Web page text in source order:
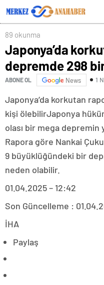
89 okunma
Japonya’da
depremde 298
ABONE OL News 1
Japonya’da korkutan
kişi ölebilirJaponya
olası bir mega depremin
Rapora göre Nankai
9 büyüklüğündeki bir
neden olabilir.
01.04.2025 – 12:42
Son Güncelleme :
İHA
Paylaş